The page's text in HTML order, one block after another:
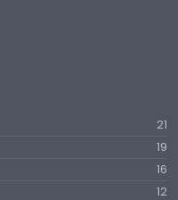
21
19
16
12